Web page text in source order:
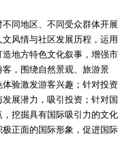
同地区、不同受众群体开展
风情与社区发展历程，运用
地方特色文化叙事，增强市
，围绕自然景观、旅游景
验激发游客兴趣；针对投资
展潜力，吸引投资；针对国
挖掘具有国际吸引力的文化
正面的国际形象，促进国际